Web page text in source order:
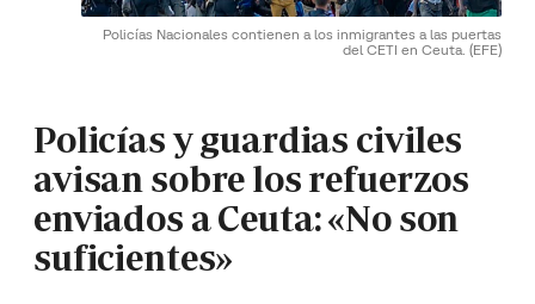
Policías Nacionales contienen a los inmigrantes a las puertas
del CETI en Ceuta. (EFE)
Policías y guardias civiles
avisan sobre los refuerzos
enviados a Ceuta: «No son
suficientes»